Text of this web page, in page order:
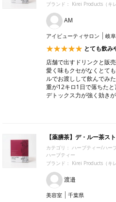
ブランド： Kirei Products（キ
AM
アイビューティサロン 岐
とても飲み
店舗で出すドリンクと販
愛く味もクセがなくとて
ルでお渡しして飲んでみ
重が12キロ1日で落ちた
デトックス力が強く効き
【薬膳茶】デ・ルー茶ス
カテゴリ： ハーブティー/ハー
ハーブティー
ブランド： Kirei Products（キ
渡邉
美容室 千葉県